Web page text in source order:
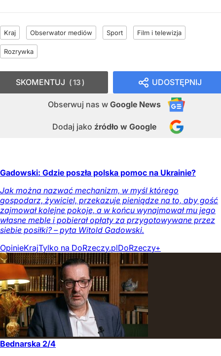
Kraj Obserwator mediów Sport Film i telewizja
Rozrywka
UDOSTĘPNIJ
Obserwuj nas w Google News
Dodaj jako źródło w Google
SKOMENTUJ 13
Gadowski: Gdzie poszła polska pomoc na Ukrainie?
Jak można nazwać mechanizm, w myśl którego
gospodarz, żywiciel, przekazuje pieniądze na to, aby gość
zajmował kolejne pokoje, a w końcu wynajmował mu jego
własne meble i pobierał opłaty za przygotowywane przez
siebie posiłki? – pyta Witold Gadowski.
OpinieKrajTylko na DoRzeczy.plDoRzeczy+
Bednarska 2/4